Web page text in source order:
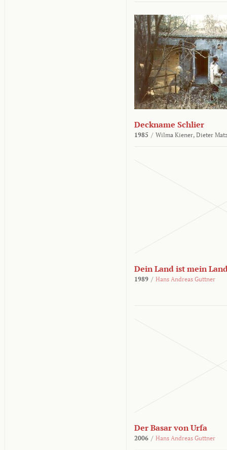
Deckname Schlier
1985 / Wilma Kiener, Dieter
Dein Land ist mein
1989 / Hans Andreas Guttner
Der Basar von Urfa
2006 / Hans Andreas Guttner